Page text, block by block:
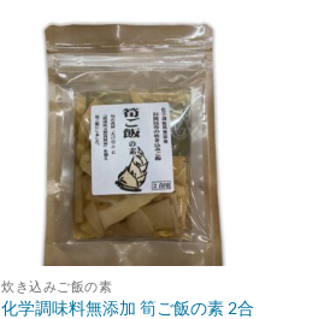
Add to
wishlist
炊き込みご飯の素
化学調味料無添加 筍ご飯の素 2合